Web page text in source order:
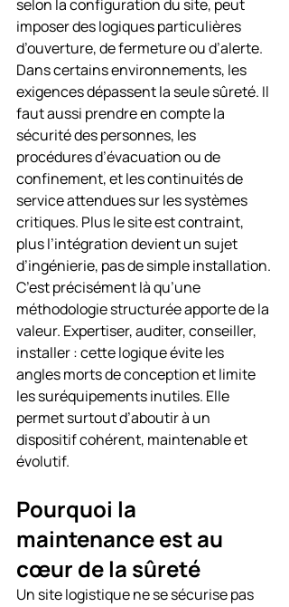
selon la configuration du site, peut
imposer des logiques particulières
d’ouverture, de fermeture ou d’alerte.
Dans certains environnements, les
exigences dépassent la seule sûreté. Il
faut aussi prendre en compte la
sécurité des personnes, les
procédures d’évacuation ou de
confinement, et les continuités de
service attendues sur les systèmes
critiques. Plus le site est contraint,
plus l’intégration devient un sujet
d’ingénierie, pas de simple installation.
C’est précisément là qu’une
méthodologie structurée apporte de la
valeur. Expertiser, auditer, conseiller,
installer : cette logique évite les
angles morts de conception et limite
les suréquipements inutiles. Elle
permet surtout d’aboutir à un
dispositif cohérent, maintenable et
évolutif.
Pourquoi la
maintenance est au
cœur de la sûreté
Un site logistique ne se sécurise pas